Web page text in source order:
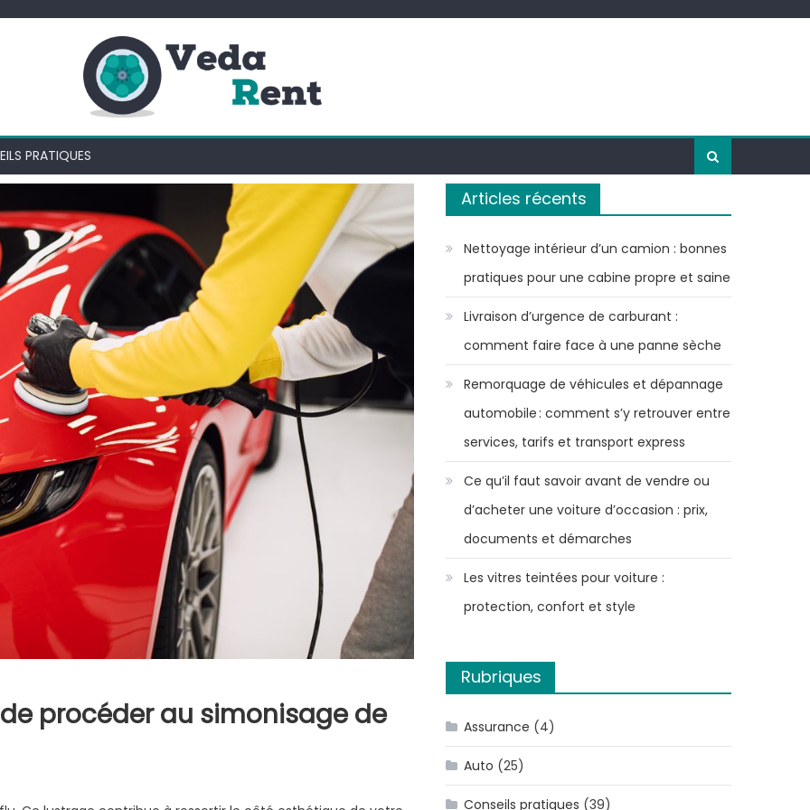
PRATIQUES
procéder au simonisage de
Articles récents
Nettoyage intérieur d’un camion : bonnes
pratiques pour une cabine propre et saine
Livraison d’urgence de carburant :
comment faire face à une panne sèche
Remorquage de véhicules et dépannage
automobile : comment s’y retrouver entre
services, tarifs et transport express
Ce qu’il faut savoir avant de vendre ou
d’acheter une voiture d’occasion : prix,
documents et démarches
Les vitres teintées pour voiture :
protection, confort et style
Rubriques
Assurance (4)
Auto (25)
Conseils pratiques (39)